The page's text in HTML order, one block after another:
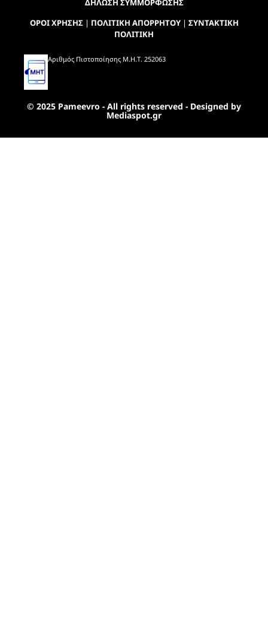
ΔΗΛΩΣΗ ΣΥΜΜΟΡΦΩΣΗΣ
ΟΡΟΙ ΧΡΗΣΗΣ| ΠΟΛΙΤΙΚΗ ΑΠΟΡΡΗΤΟΥ| ΣΥΝΤΑΚΤΙΚΗ
ΠΟΛΙΤΙΚΗ
Αριθμός Πιστοποίησης Μ.Η.Τ. 252063
© 2025 Pameevro - All rights reserved - Designed by
Mediaspot.gr